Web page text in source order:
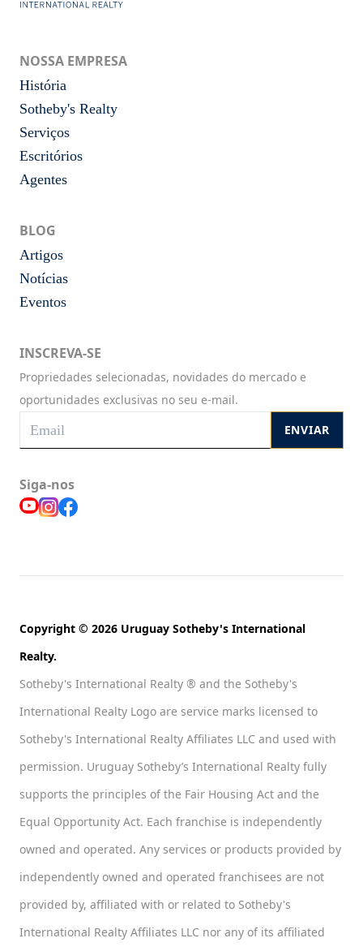
NOSSA EMPRESA
História
Sotheby's Realty
Serviços
Escritórios
Agentes
BLOG
Artigos
Notícias
Eventos
INSCREVA-SE
Propriedades selecionadas, novidades do mercado e
oportunidades exclusivas no seu e-mail.
ENVIAR
Siga-nos
Copyright © 2026 Uruguay Sotheby's International
Realty.
Sotheby's International Realty ® and the Sotheby's
International Realty Logo are service marks licensed to
Sotheby's International Realty Affiliates LLC and used with
permission. Uruguay Sotheby’s International Realty fully
supports the principles of the Fair Housing Act and the
Equal Opportunity Act. Each franchise is independently
owned and operated. Any services or products provided by
independently owned and operated franchisees are not
provided by, affiliated with or related to Sotheby's
International Realty Affiliates LLC nor any of its affiliated